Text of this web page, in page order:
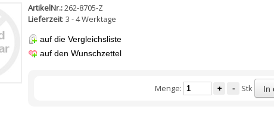
ArtikelNr.:262-8705-Z
Lieferzeit: 3 - 4 Werktage
auf die Vergleichsliste
auf den Wunschzettel
Menge: + - Stk In